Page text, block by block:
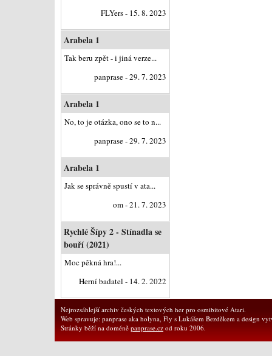
FLYers - 15. 8. 2023
Arabela 1
Tak beru zpět - i jiná verze...
panprase - 29. 7. 2023
Arabela 1
No, to je otázka, ono se to n...
panprase - 29. 7. 2023
Arabela 1
Jak se správně spustí v ata...
om - 21. 7. 2023
Rychlé Šípy 2 - Stínadla se
bouří (2021)
Moc pěkná hra!...
Herní badatel - 14. 2. 2022
Nejrozsáhlejší archiv českých textových her pro osmibitové Atari.
Web spravuje: panprase aka holyna, Fly s Lukášem Bezděkem a design
Stránky běží na doméně panprase.cz od roku 2006.